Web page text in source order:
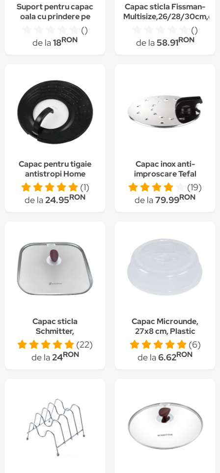
Suport pentru capac
oala cu prindere pe
perete, adeziv 3m,
negru
()
de la18RON
Capac sticla Fissman-
Multisize,26/28/30cm,gri
()
de la58.91RON
Capac pentru tigaie
antistropi Home
Creation,
metal+sticla, diametru
31.5 cm, Negru
(1)
de la24.95RON
Capac inox anti-
improscare Tefal
Ingenio compatibil cu
dimensiunile 20-28 cm
(19)
de la79.99RON
Capac sticla
Schmitter,
termorezistent, 28 x
28 cm
(22)
de la24RON
Capac Microunde,
27x8 cm, Plastic
Transparent(6)
de la6.62RON